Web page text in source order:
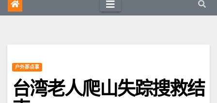
户外那点事
台湾老人爬山失踪搜救结